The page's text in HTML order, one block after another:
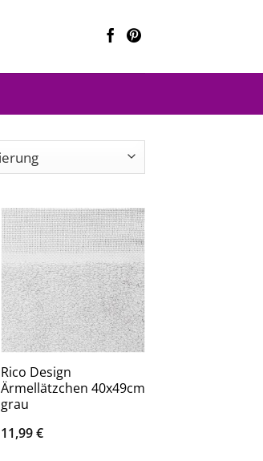
Rico Design
Ärmellätzchen 40x49cm
grau
11,99€